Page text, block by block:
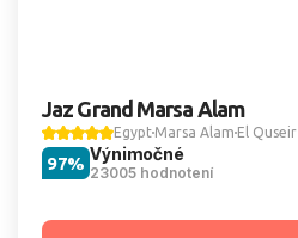
Jaz Grand Marsa Alam
Egypt Marsa Alam El Quseir
Výnimočné
23005 hodnotení
97%